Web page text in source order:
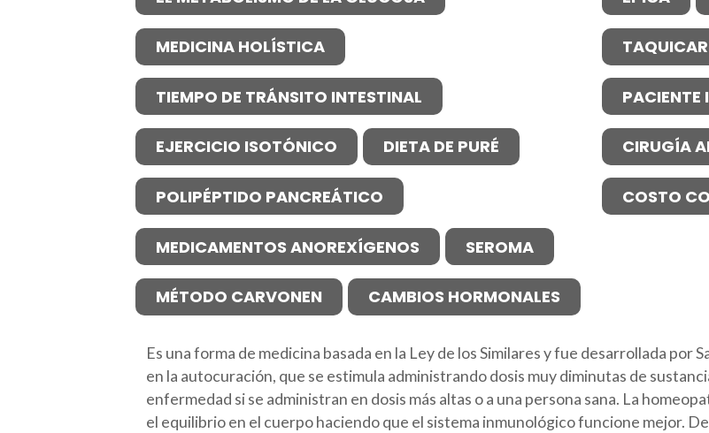
MEDICINA HOLÍSTICA
TIEMPO DE TRÁNSITO INTESTINAL
EJERCICIO ISOTÓNICO DIETA DE PURÉ
POLIPÉPTIDO PANCREÁTICO
MEDICAMENTOS ANOREXÍGENOS SEROMA
MÉTODO CARVONEN CAMBIOS HORMONALES
PACIENTE
CIRUGÍA
COSTO
Es una forma de medicina basada en la Ley de los Similares y fue desarrollada por
en la autocuración, que se estimula administrando dosis muy diminutas de
enfermedad si se administran en dosis más altas o a una persona sana. La
el equilibrio en el cuerpo haciendo que el sistema inmunológico funcione mejor.